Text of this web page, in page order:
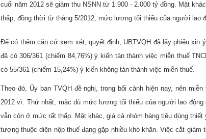
cuối năm 2012 sẽ giảm thu NSNN từ 1.900 - 2.000 tỷ đồng. Mặt
thấp, đồng thời từ tháng 5/2012, mức lương tối thiểu của người lao
Để có thêm căn cứ xem xét, quyết định, UBTVQH đã lấy phiếu xin
đã có 306/361 (chiếm 84,76%) ý kiến tán thành việc miễn thuế
có 55/361 (chiếm 15,24%) ý kiến không tán thành việc miễn thuế.
Theo đó, Ủy ban TVQH đề nghị, trong bối cảnh hiện nay, nên
2012 vì: Thứ nhất, mặc dù mức lương tối thiểu của người lao
vẫn còn ở mức rất thấp. Mặt khác, giá cả nhóm hàng tiêu dùng
tượng thuộc diện nộp thuế đang gặp nhiều khó khăn. Việc cắt